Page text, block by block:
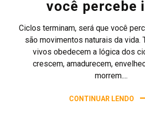
você percebe
Ciclos terminam, será que você
são movimentos naturais da vida.
vivos obedecem a lógica dos
crescem, amadurecem,
morrem....
CONTINUAR LENDO